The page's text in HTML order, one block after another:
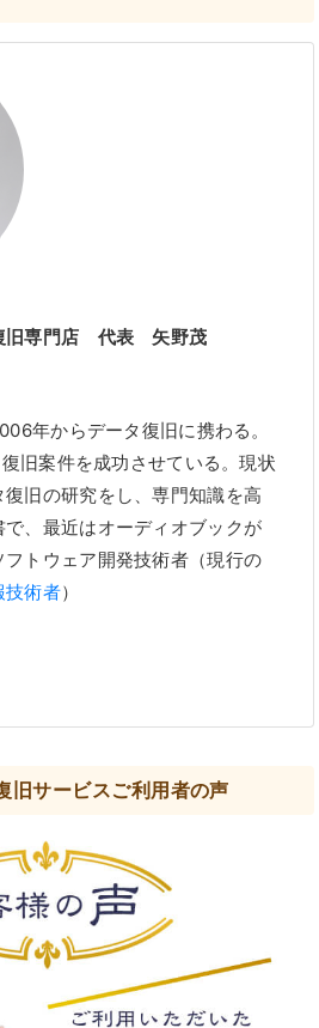
旧専門店 代表 矢野茂
年からデータ復旧に携わる。
旧案件を成功させている。現状
旧の研究をし、専門知識を高
、最近はオーディオブックが
トウェア開発技術者（現行の
技術者）
旧サービスご利用者の声